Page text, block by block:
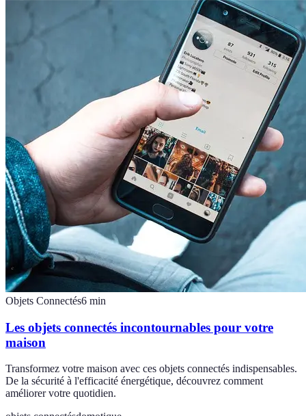
Objets Connectés6 min
Les objets connectés incontournables pour votre
maison
Transformez votre maison avec ces objets connectés indispensables.
De la sécurité à l'efficacité énergétique, découvrez comment
améliorer votre quotidien.